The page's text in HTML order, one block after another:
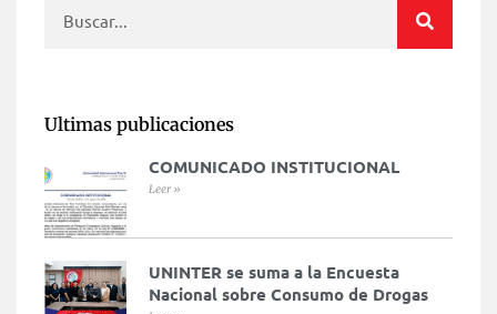
Ultimas publicaciones
COMUNICADO INSTITUCIONAL
Leer »
UNINTER se suma a la Encuesta
Nacional sobre Consumo de Drogas